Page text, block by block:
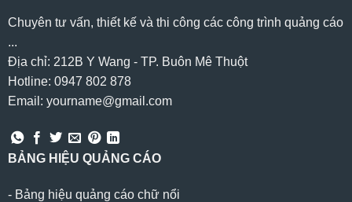
Chuyên tư vấn, thiết kế và thi công các công trình quảng cáo
...
Địa chỉ: 212B Y Wang - TP. Buôn Mê Thuột
Hotline: 0947 802 878
Email: yourname@gmail.com
BẢNG HIỆU QUẢNG CÁO
- Bảng hiệu quảng cáo chữ nổi